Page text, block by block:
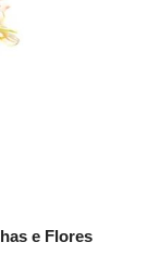
e Flores